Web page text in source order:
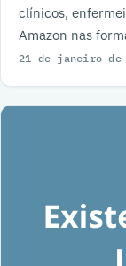
clínicos,
Amazon nas
21 de janeiro de